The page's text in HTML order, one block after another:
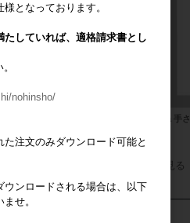
casa 手
すべてのおすすめ商品を見る
となっております。
たしていれば、適格請求書とし
nohinsho/
注文のみダウンロード可能と
ウンロードされる場合は、以下
せ。